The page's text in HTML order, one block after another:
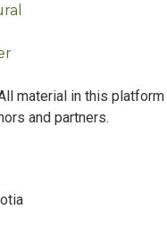
material in this platform
and partners.